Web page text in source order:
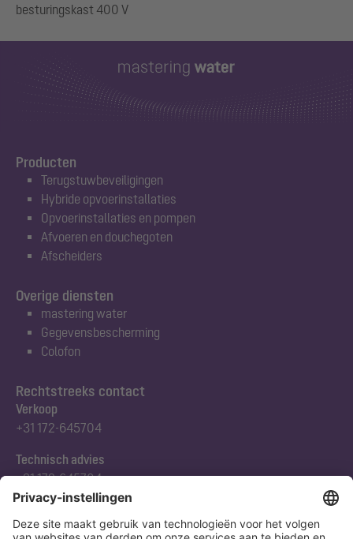
Producten
Terugstuwbeveiligingen
Hybride opvoerinstallaties
Opvoerinstallaties en pompen
Afvoeren en douchegoten
Afscheiders
Rechtstreeks contact
Verkoop
+31 172-645704
Technisch advies
+31 172-645704
Abonneert u zich op onze nieuwsbrief
Overige diensten
mastering water
Gegevensbescherming
Colofon